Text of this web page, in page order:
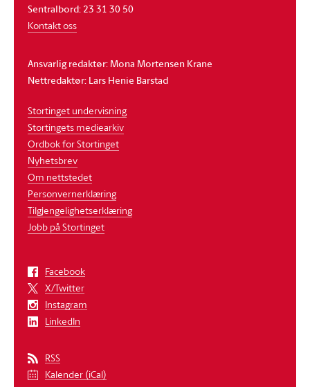
Sentralbord: 23 31 30 50
Kontakt oss
Ansvarlig redaktør: Mona Mortensen Krane
Nettredaktør: Lars Henie Barstad
Stortinget undervisning
Stortingets mediearkiv
Ordbok for Stortinget
Nyhetsbrev
Om nettstedet
Personvernerklæring
Tilgjengelighetserklæring
Jobb på Stortinget
Facebook
X/Twitter
Instagram
LinkedIn
RSS
Kalender (iCal)